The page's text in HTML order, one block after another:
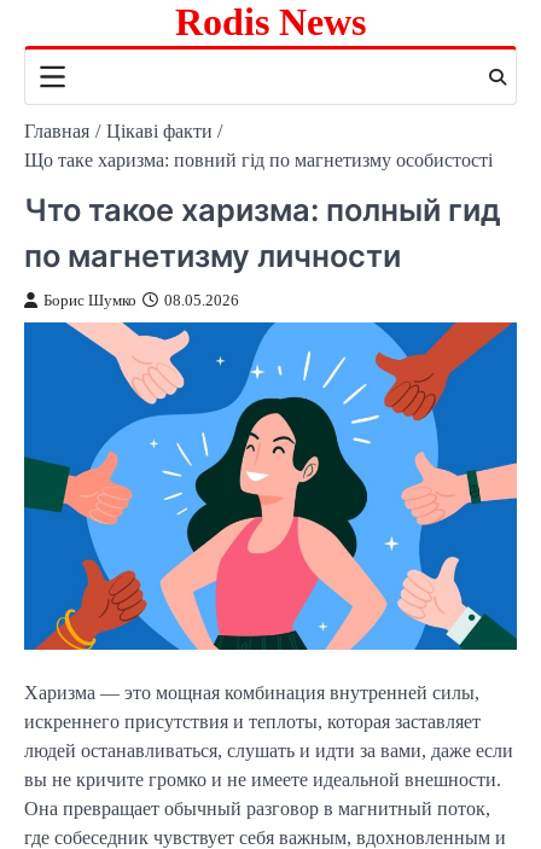
содержимому
Rodis News
Главная
Цікаві факти
Що таке харизма: повний гід по магнетизму особистості
Что такое харизма: полный гид
по магнетизму личности
Борис Шумко 08.05.2026
Харизма — это мощная комбинация внутренней силы,
искреннего присутствия и теплоты, которая заставляет
людей останавливаться, слушать и идти за вами, даже если
вы не кричите громко и не имеете идеальной внешности.
Она превращает обычный разговор в магнитный поток,
где собеседник чувствует себя важным, вдохновленным и